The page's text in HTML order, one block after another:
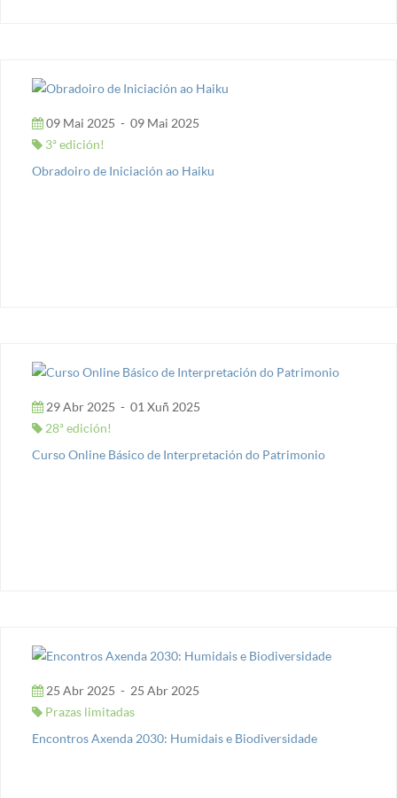
09 Mai 2025 - 09 Mai 2025
3ª edición!
Obradoiro de Iniciación ao Haiku
29 Abr 2025 - 01 Xuñ 2025
28ª edición!
Curso Online Básico de Interpretación do Patrimonio
25 Abr 2025 - 25 Abr 2025
Prazas limitadas
Encontros Axenda 2030: Humidais e Biodiversidade